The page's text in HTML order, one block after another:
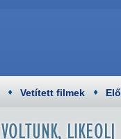
Vetített filmek